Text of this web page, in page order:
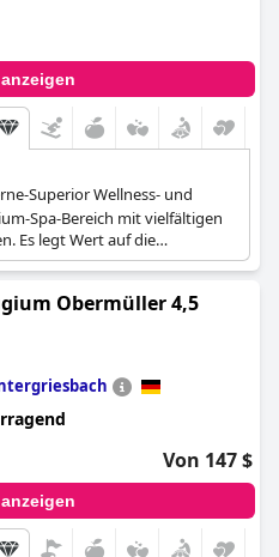
Superior Wellness- und
Spa-Bereich mit vielfältigen
Es legt Wert auf die
wodurch eine ruhige
Resort ist auch für seine
den Gästen ein
Obermüller 4,5
Von 147 $